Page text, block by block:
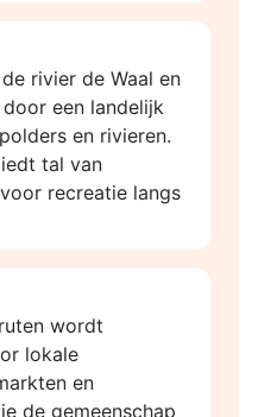
rivier de Waal en
een landelijk
en rivieren.
tal van
recreatie langs
wordt
lokale
en
de gemeenschap